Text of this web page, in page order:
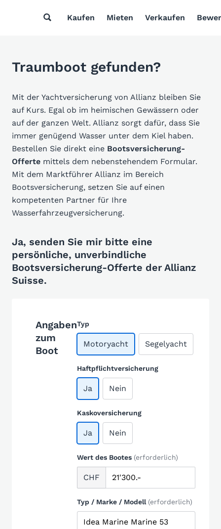
Kaufen Mieten Verkaufen
Traumboot gefunden?
Mit der Yachtversicherung von Allianz bleiben Sie
auf Kurs. Egal ob im heimischen Gewässern oder
auf der ganzen Welt. Allianz sorgt dafür, dass Sie
immer genügend Wasser unter dem Kiel haben.
Bestellen Sie direkt eine Bootsversicherung-
Offerte mittels dem nebenstehendem Formular.
Mit dem Marktführer Allianz im Bereich
Bootsversicherung, setzen Sie auf einen
kompetenten Partner für Ihre
Wasserfahrzeugversicherung.
Ja, senden Sie mir bitte eine
persönliche, unverbindliche
Bootsversicherung-Offerte der Allianz
Suisse.
Angaben
zum
Boot
Typ
Motoryacht Segelyacht
Haftpflichtversicherung
Ja Nein
Kaskoversicherung
Ja Nein
Wert des Bootes (erforderlich)
CHF
Typ / Marke / Modell (erforderlich)